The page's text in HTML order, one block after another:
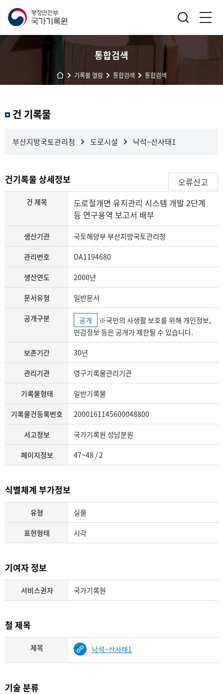
통합검색
기록물 열람 통합검색 통합검색
과 건 기록물
부산지방국토관리청 도로시설 낙석~산사태1
건기록물 상세정보 오류신고
건 제목
도로절개면 유지관리 시스템 개발 2단계
등 연구용역 보고서 배부
생산기관 국토해양부 부산지방국토관리청
관리번호 DA1194680
생산연도 2000년
문서유형 일반문서
공개구분 공개
민감정보 등은 공개가 제한될 수 있습니다.
보존기간 30년
관리기관 영구기록물관리기관
기록물형태 일반기록물
기록물건등록번호 2000161145600048800
서고정보 국가기록원 성남분원
페이지정보 47~48 / 2
식별체계 부가정보
유형 실물
표현형태 시각
기여자 정보
서비스권자 국가기록원
철 제목
제목 낙석~산사태1
기술 분류